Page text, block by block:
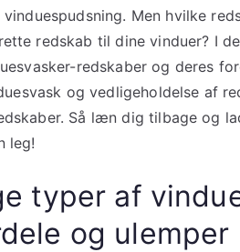
Men hvilke
redskab til dine vinduer? I
redskaber og deres
og vedligeholdelse af
Så læn dig tilbage og
leg!
typer af
og ulemper